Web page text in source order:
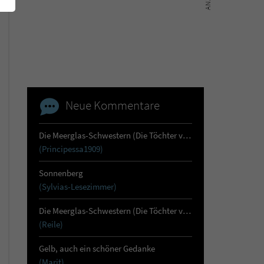
Neue Kommentare
Die Meerglas-Schwestern (Die Töchter von Skara 1)
(Principessa1909)
Sonnenberg
(Sylvias-Lesezimmer)
Die Meerglas-Schwestern (Die Töchter von Skara 1)
(Reile)
Gelb, auch ein schöner Gedanke